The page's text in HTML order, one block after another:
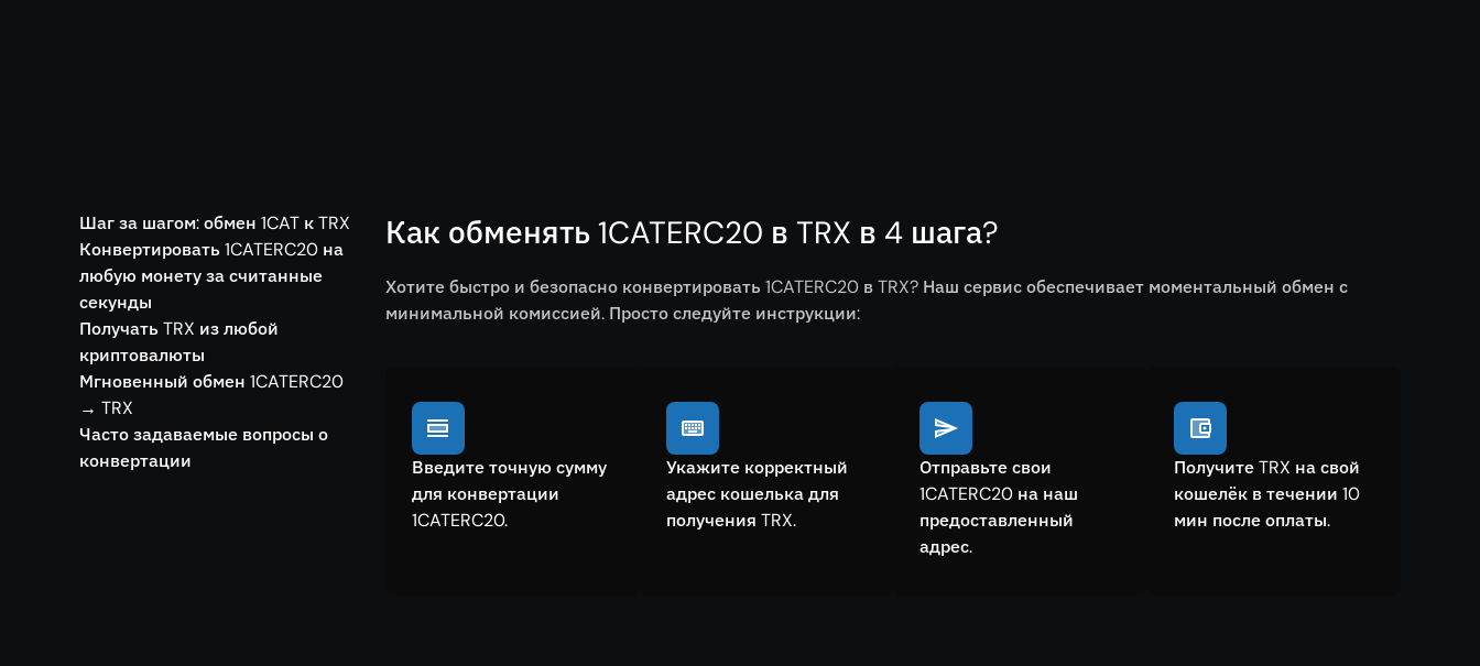
Шаг за шагом: обмен 1CAT к TRX
Конвертировать 1CATERC20 на
любую монету за считанные
секунды
Получать TRX из любой
криптовалюты
Мгновенный обмен 1CATERC20
→ TRX
Часто задаваемые вопросы о
конвертации
Как обменять 1CATERC20 в TRX в 4 шага?
Хотите быстро и безопасно конвертировать 1CATERC20 в TRX? Наш сервис обеспечивает моментальный обмен с
минимальной комиссией. Просто следуйте инструкции:
Введите точную сумму
для конвертации
1CATERC20.
Укажите корректный
адрес кошелька для
получения TRX.
Отправьте свои
1CATERC20 на наш
предоставленный
адрес.
Получите TRX на свой
кошелёк в течении 10
мин после оплаты.